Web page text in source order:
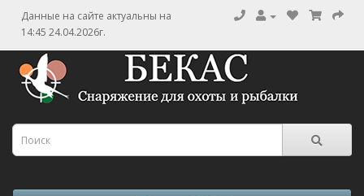
Данные на сайте актуальны на
14:45 24.04.2026г.